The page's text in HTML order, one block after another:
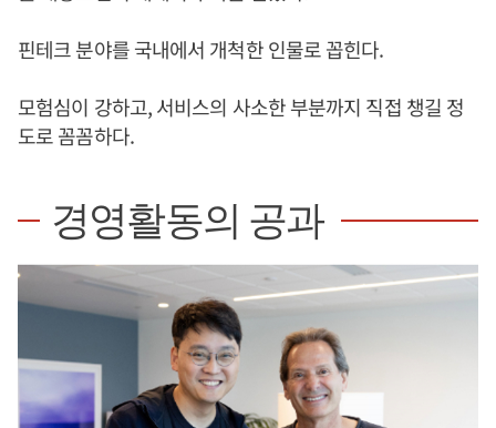
핀테크 분야를 국내에서 개척한 인물로 꼽힌다.
모험심이 강하고, 서비스의 사소한 부분까지 직접 챙길 정
도로 꼼꼼하다.
경영활동의 공과